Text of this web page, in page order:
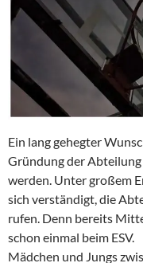
Ein lang gehegter
Gründung der
werden. Unter großem
sich verständigt, die
rufen. Denn bereits
schon einmal beim ESV.
Mädchen und Jungs